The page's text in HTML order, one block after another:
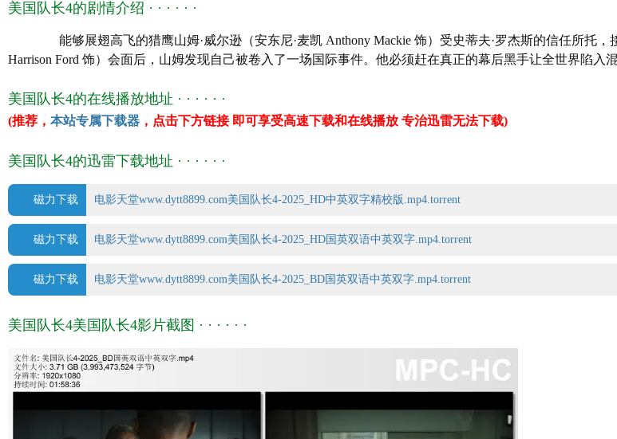
产 地 美国
语 言 英语/西班牙语/日语
字 幕 中英双字幕
豆瓣评分 5.2/10 from 41374 users
IMDb评分 6.0/10 from 65000 users
视频尺寸 1920 x 1080
片 长 119 Mins
美国队长4的剧情介绍 · · · · · ·
能够展翅高飞的猎鹰山姆·威尔逊（安东尼·麦凯 Anthony Mackie 饰）受史蒂夫·罗杰斯的信任所托
Harrison Ford 饰）会面后，山姆发现自己被卷入了一场国际事件。他必须赶在真正的幕后黑手让全世界陷入
美国队长4的在线播放地址 · · · · · ·
(推荐， 本站专属下载器 ，点击下方链接 即可享受高速下载和在线播放 专治迅雷无法下载)
美国队长4的迅雷下载地址 · · · · · ·
磁力下载 电影天堂www.dytt8899.com美国队长4-2025_HD中英双字精校版.mp4.torrent
磁力下载 电影天堂www.dytt8899.com美国队长4-2025_HD国英双语中英双字.mp4.torrent
磁力下载 电影天堂www.dytt8899.com美国队长4-2025_BD国英双语中英双字.mp4.torrent
美国队长4美国队长4影片截图 · · · · · ·